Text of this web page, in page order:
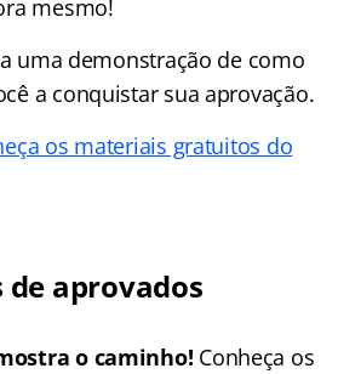
mesmo!
uma demonstração de como
a conquistar sua aprovação.
os materiais gratuitos do
aprovados
o caminho! Conheça os